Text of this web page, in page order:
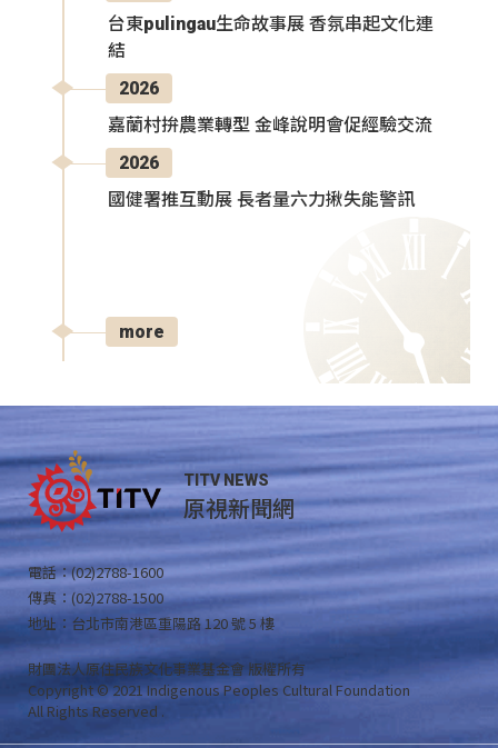
台東pulingau生命故事展 香氛串起文化連
結
2026
嘉蘭村拚農業轉型 金峰說明會促經驗交流
2026
國健署推互動展 長者量六力揪失能警訊
more
TITV NEWS
原視新聞網
電話：(02)2788-1600
傳真：(02)2788-1500
地址：台北市南港區重陽路 120 號 5 樓
財團法人原住民族文化事業基金會 版權所有
Copyright © 2021 Indigenous Peoples Cultural Foundation
All Rights Reserved .